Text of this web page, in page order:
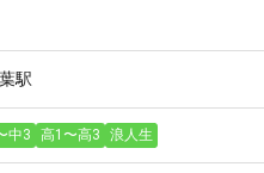
駅
中3 高1〜高3 浪人生